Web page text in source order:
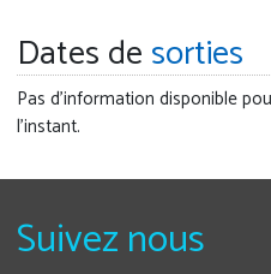
Dates desorties
Pas d'information disponible
l'instant.
Suivez nous